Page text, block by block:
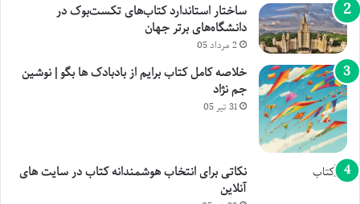
ساختار استاندارد کتاب‌های تکست‌بوک در
دانشگاه‌های برتر جهان
2 مرداد 05
خلاصه کامل کتاب برایم از بادبادک ها بگو | نوشین
جم نژاد
31 تیر 05
نکاتی برای انتخاب هوشمندانه کتاب در سایت های
آنلاین